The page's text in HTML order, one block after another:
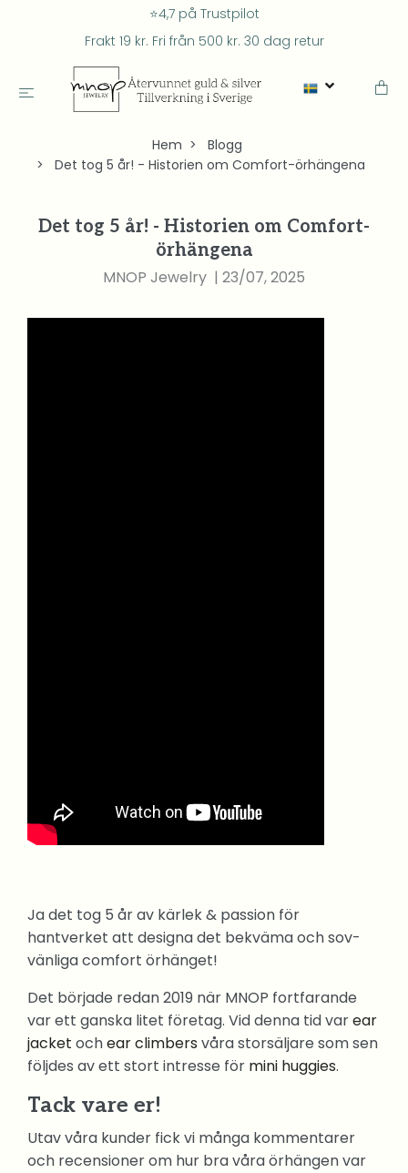
⭐4,7 på Trustpilot
Frakt 19 kr. Fri från 500 kr. 30 dag retur
Hem
Blogg
Det tog 5 år! - Historien om Comfort-örhängena
Det tog 5 år! - Historien om Comfort-
örhängena
MNOP Jewelry | 23/07, 2025
Ja det tog 5 år av kärlek & passion för
hantverket att designa det bekväma och sov-
vänliga comfort örhänget!
Det började redan 2019 när MNOP fortfarande
var ett ganska litet företag. Vid denna tid varear
jacket ochear climbers våra storsäljare som sen
följdes av ett stort intresse för mini huggies.
Tack vare er!
Utav våra kunder fick vi många kommentarer
och recensioner om hur bra våra örhängen var